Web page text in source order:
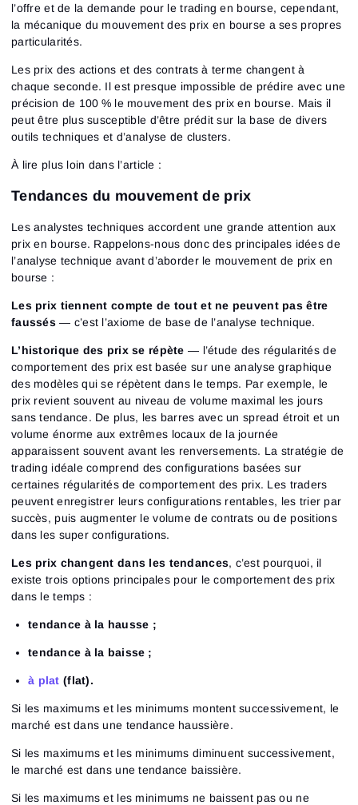
l’offre et de la demande pour le trading en bourse, cependant,
la mécanique du mouvement des prix en bourse a ses propres
particularités.
Les prix des actions et des contrats à terme changent à
chaque seconde. Il est presque impossible de prédire avec une
précision de 100 % le mouvement des prix en bourse. Mais il
peut être plus susceptible d’être prédit sur la base de divers
outils techniques et d’analyse de clusters.
À lire plus loin dans l’article :
Tendances du mouvement de prix
Les analystes techniques accordent une grande attention aux
prix en bourse. Rappelons-nous donc des principales idées de
l’analyse technique avant d’aborder le mouvement de prix en
bourse :
Les prix tiennent compte de tout et ne peuvent pas être
faussés— c’est l’axiome de base de l’analyse technique.
L’historique des prix se répète — l’étude des régularités de
comportement des prix est basée sur une analyse graphique
des modèles qui se répètent dans le temps. Par exemple, le
prix revient souvent au niveau de volume maximal les jours
sans tendance. De plus, les barres avec un spread étroit et un
volume énorme aux extrêmes locaux de la journée
apparaissent souvent avant les renversements. La stratégie de
trading idéale comprend des configurations basées sur
certaines régularités de comportement des prix. Les traders
peuvent enregistrer leurs configurations rentables, les trier par
succès, puis augmenter le volume de contrats ou de positions
dans les super configurations.
Les prix changent dans les tendances, c’est pourquoi, il
existe trois options principales pour le comportement des prix
dans le temps :
tendance à la hausse ;
tendance à la baisse ;
à plat (flat).
Si les maximums et les minimums montent successivement, le
marché est dans une tendance haussière.
Si les maximums et les minimums diminuent successivement,
le marché est dans une tendance baissière.
Si les maximums et les minimums ne baissent pas ou ne